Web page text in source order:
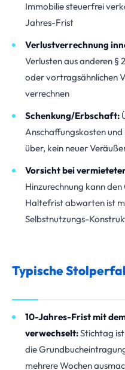
Immobilie steuerfrei
Jahres-Frist
Verlustverrechnung
Verlusten aus anderen §
oder vortragsähnlichen
verrechnen
Schenkung/Erbschaft:
Anschaffungskosten
über, kein neuer
Vorsicht bei
Hinzurechnung kann
Haltefrist abwarten ist
Selbstnutzungs-
Typische
10-Jahres-Frist mit
verwechselt:Stichtag
die
mehrere Wochen